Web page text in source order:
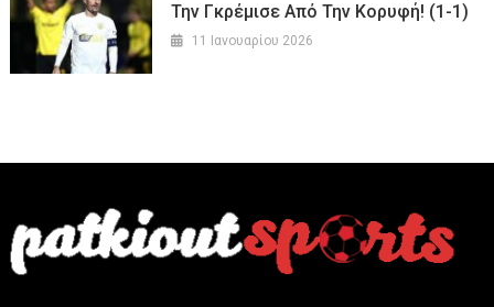
Την Γκρέμισε Από Την Κορυφή! (1-1)
11 Ιανουαρίου 2026